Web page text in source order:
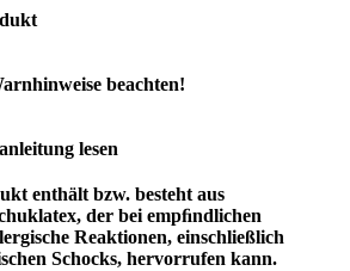
beachten!
lesen
enthält bzw. besteht aus
der bei empﬁndlichen
Reaktionen, einschließlich
Schocks, hervorrufen kann.